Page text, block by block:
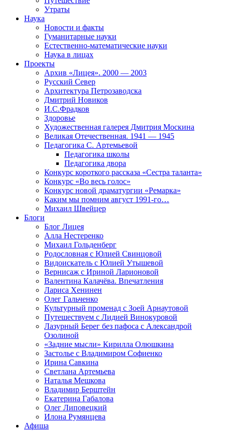
Утраты
Наука
Новости и факты
Гуманитарные науки
Естественно-математические науки
Наука в лицах
Проекты
Архив «Лицея». 2000 — 2003
Русский Север
Архитектура Петрозаводска
Дмитрий Новиков
И.С.Фрадков
Здоровье
Художественная галерея Дмитрия Москина
Великая Отечественная. 1941 — 1945
Педагогика С. Артемьевой
Педагогика школы
Педагогика двора
Конкурс короткого рассказа «Сестра таланта»
Конкурс «Во весь голос»
Конкурс новой драматургии «Ремарка»
Каким мы помним август 1991-го…
Михаил Швейцер
Блоги
Блог Лицея
Алла Нестеренко
Михаил Гольденберг
Родословная с Юлией Свинцовой
Видоискатель с Юлией Утышевой
Вернисаж с Ириной Ларионовой
Валентина Калачёва. Впечатления
Лариса Хенинен
Олег Гальченко
Культурный променад с Зоей Арнаутовой
Путешествуем с Лидией Винокуровой
Лазурный Берег без пафоса с Александрой
Озолиной
«Задние мысли» Кирилла Олюшкина
Застолье с Владимиром Софиенко
Ирина Савкина
Светлана Артемьева
Наталья Мешкова
Владимир Берштейн
Екатерина Габалова
Олег Липовецкий
Илона Румянцева
Афиша